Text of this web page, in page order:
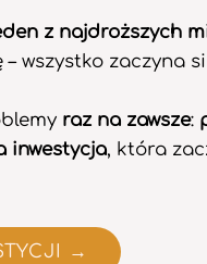
z najdroższych
wszystko zaczyna
raz na zawsze:
inwestycja, która
→